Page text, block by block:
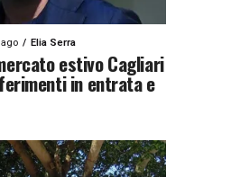
Elia Serra
estivo Cagliari
in entrata e